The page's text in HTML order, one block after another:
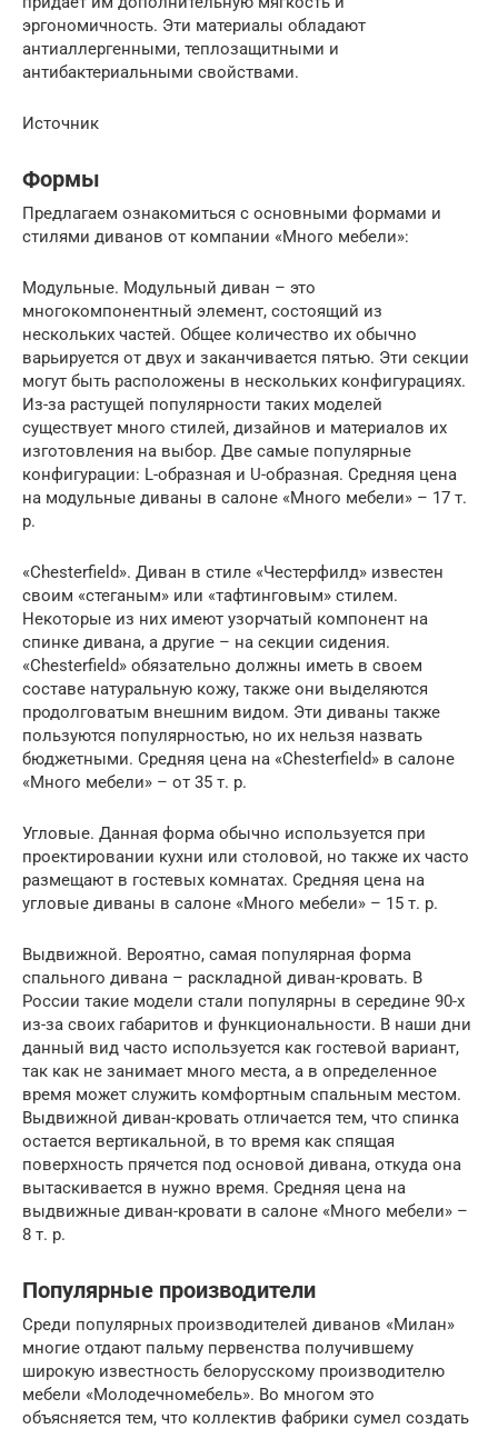
эргономичность. Эти материалы обладают
антиаллергенными, теплозащитными и
антибактериальными свойствами.
Источник
Формы
Предлагаем ознакомиться с основными формами и
стилями диванов от компании «Много мебели»:
Модульные. Модульный диван – это
многокомпонентный элемент, состоящий из
нескольких частей. Общее количество их обычно
варьируется от двух и заканчивается пятью. Эти секции
могут быть расположены в нескольких конфигурациях.
Из-за растущей популярности таких моделей
существует много стилей, дизайнов и материалов их
изготовления на выбор. Две самые популярные
конфигурации: L-образная и U-образная. Средняя цена
на модульные диваны в салоне «Много мебели» – 17 т.
р.
«Chesterfield». Диван в стиле «Честерфилд» известен
своим «стеганым» или «тафтинговым» стилем.
Некоторые из них имеют узорчатый компонент на
спинке дивана, а другие – на секции сидения.
«Chesterfield» обязательно должны иметь в своем
составе натуральную кожу, также они выделяются
продолговатым внешним видом. Эти диваны также
пользуются популярностью, но их нельзя назвать
бюджетными. Средняя цена на «Chesterfield» в салоне
«Много мебели» – от 35 т. р.
Угловые. Данная форма обычно используется при
проектировании кухни или столовой, но также их часто
размещают в гостевых комнатах. Средняя цена на
угловые диваны в салоне «Много мебели» – 15 т. р.
Выдвижной. Вероятно, самая популярная форма
спального дивана – раскладной диван-кровать. В
России такие модели стали популярны в середине 90-х
из-за своих габаритов и функциональности. В наши дни
данный вид часто используется как гостевой вариант,
так как не занимает много места, а в определенное
время может служить комфортным спальным местом.
Выдвижной диван-кровать отличается тем, что спинка
остается вертикальной, в то время как спящая
поверхность прячется под основой дивана, откуда она
вытаскивается в нужно время. Средняя цена на
выдвижные диван-кровати в салоне «Много мебели» –
8 т. р.
Популярные производители
Среди популярных производителей диванов «Милан»
многие отдают пальму первенства получившему
широкую известность белорусскому производителю
мебели «Молодечномебель». Во многом это
объясняется тем, что коллектив фабрики сумел создать